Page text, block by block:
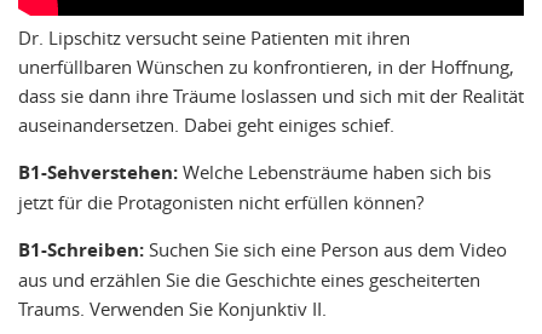
Dr. Lipschitz versucht seine Patienten mit ihren
unerfüllbaren Wünschen zu konfrontieren, in der Hoffnung,
dass sie dann ihre Träume loslassen und sich mit der Realität
auseinandersetzen. Dabei geht einiges schief.
B1-Sehverstehen: Welche Lebensträume haben sich bis
jetzt für die Protagonisten nicht erfüllen können?
B1-Schreiben: Suchen Sie sich eine Person aus dem Video
aus und erzählen Sie die Geschichte eines gescheiterten
Traums. Verwenden Sie Konjunktiv II.